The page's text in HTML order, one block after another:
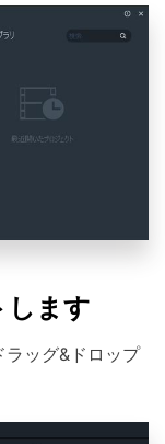
します
ッグ&ドロップ